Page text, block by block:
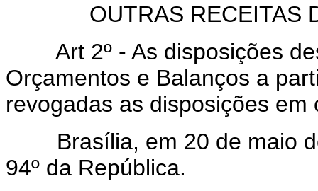
OUTRAS RECEITAS
Art 2º - As disposições
Orçamentos e Balanços a
revogadas as disposições em
Brasília, em 20 de maio
94º da República.